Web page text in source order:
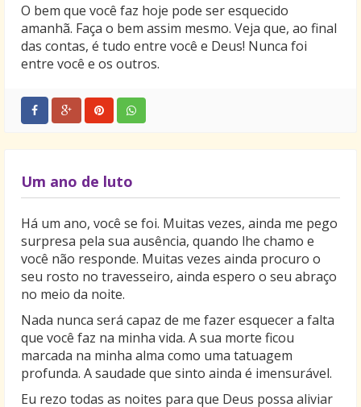
O bem que você faz hoje pode ser esquecido
amanhã. Faça o bem assim mesmo. Veja que, ao final
das contas, é tudo entre você e Deus! Nunca foi
entre você e os outros.
Um ano de luto
Há um ano, você se foi. Muitas vezes, ainda me pego
surpresa pela sua ausência, quando lhe chamo e
você não responde. Muitas vezes ainda procuro o
seu rosto no travesseiro, ainda espero o seu abraço
no meio da noite.
Nada nunca será capaz de me fazer esquecer a falta
que você faz na minha vida. A sua morte ficou
marcada na minha alma como uma tatuagem
profunda. A saudade que sinto ainda é imensurável.
Eu rezo todas as noites para que Deus possa aliviar